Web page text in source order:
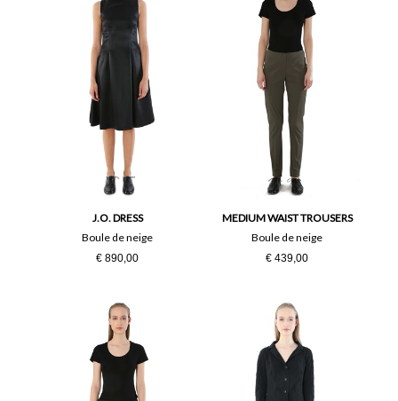
J.O. DRESS
Boule de neige
€ 890,00
MEDIUM WAIST TROUSERS
Boule de neige
€ 439,00